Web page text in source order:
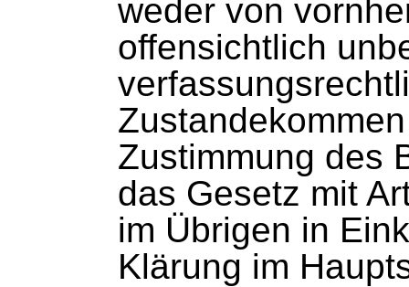
weder von
offensichtlich
Zustimmung des
das Gesetz mit
im Übrigen in
Klärung im